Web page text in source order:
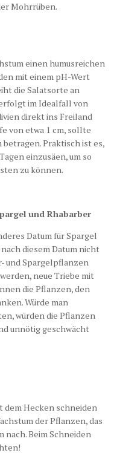
Mohrrüben.
einen humusreichen
mit einem pH-Wert
die Salatsorte an
im Idealfall von
direkt ins Freiland
von etwa 1 cm, sollte
betragen. Praktisch ist es,
einzusäen, um so
zu können.
und Rhabarber
Datum für Spargel
diesem Datum nicht
und Spargelpflanzen
neue Triebe mit
die Pflanzen, den
Würde man
würden die Pflanzen
unnötig geschwächt
Hecken schneiden
der Pflanzen, das
nach. Beim Schneiden